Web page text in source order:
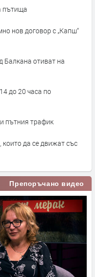
пътища
нов договор с „Капш“
Балкана отиват на
до 20 часа по
пътния трафик
да се движат със
Препоръчано видео